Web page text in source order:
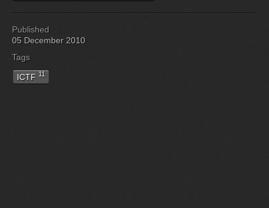
Published
05 December 2010
Tags
ICTF 11